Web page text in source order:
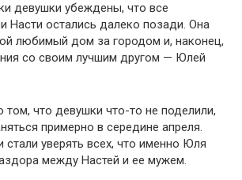
девушки убеждены, что все
Насти остались далеко позади. Она
любимый дом за городом и, наконец,
со своим лучшим другом — Юлей
что девушки что-то не поделили,
примерно в середине апреля.
уверять всех, что именно Юля
между Настей и ее мужем.